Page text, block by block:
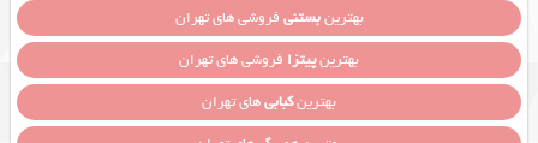
بهترینبستنی فروشی های تهران
بهترینپیتزا فروشی های تهران
بهترینکبابیهای تهران